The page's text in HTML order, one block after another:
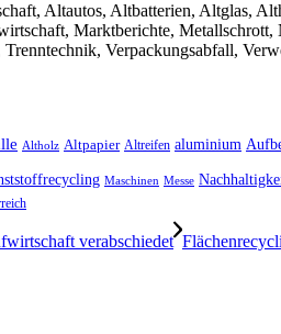
Altautos, Altbatterien, Altglas,
Marktberichte,
Verpackungsabfall,
Altholz Altpapier Altreifen aluminium
Maschinen Messe
verabschiedet